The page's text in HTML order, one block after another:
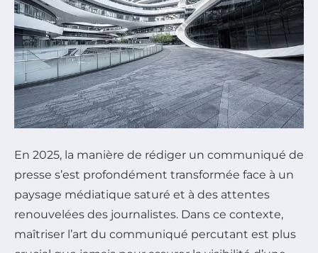
En 2025, la manière de rédiger un communiqué de
presse s’est profondément transformée face à un
paysage médiatique saturé et à des attentes
renouvelées des journalistes. Dans ce contexte,
maîtriser l’art du communiqué percutant est plus